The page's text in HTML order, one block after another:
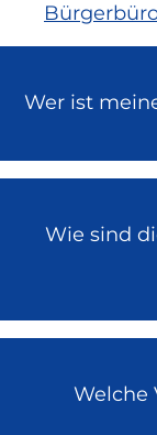
Wer ist
Wie sind
Welche